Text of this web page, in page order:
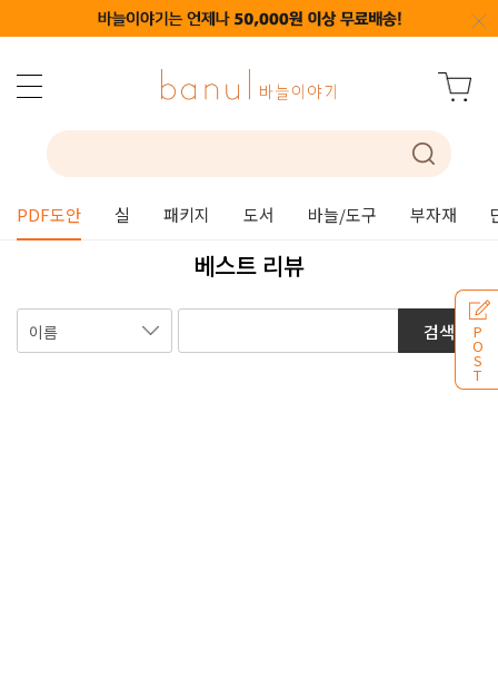
PDF도안 실 패키지 도서 바늘/도구 부자재
P
O
S
T
베스트 리뷰
검색